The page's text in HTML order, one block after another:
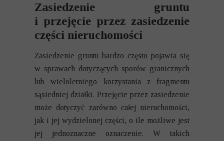
Zasiedzenie gruntu
i przejęcie przez zasiedzenie
części nieruchomości
Zasiedzenie gruntu bardzo często pojawia się
w sprawach dotyczących sporów granicznych
lub wieloletniego korzystania z fragmentu
sąsiedniej działki. Przejęcie przez zasiedzenie
może dotyczyć zarówno całej nieruchomości,
jak i jej wydzielonej części, o ile możliwe jest
jej jednoznaczne oznaczenie. W takich